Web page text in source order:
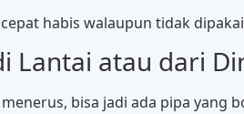
habis walaupun tidak
Lantai atau dari
bisa jadi ada pipa yang